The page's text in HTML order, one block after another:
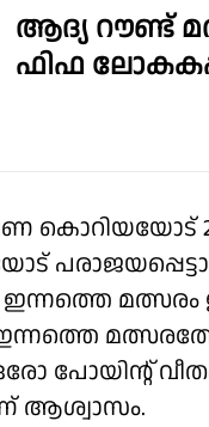
ആദ്യ റൗണ്ട്
ഫിഫ
2-1
ഇന്നത്തെ
പോയിന്റ്
ആശ്വാസം.